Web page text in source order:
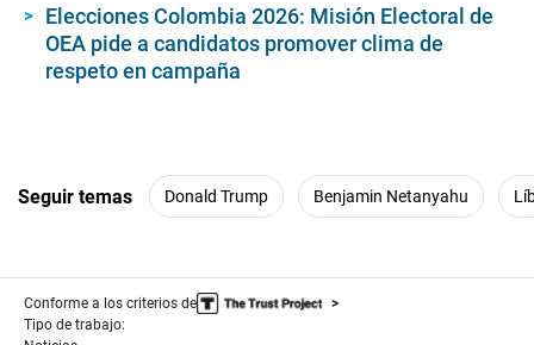
Elecciones Colombia 2026: Misión Electoral de
OEA pide a candidatos promover clima de
respeto en campaña
Seguir temas Donald Trump Benjamin Netanyahu
Conforme a los criterios de
Tipo de trabajo: